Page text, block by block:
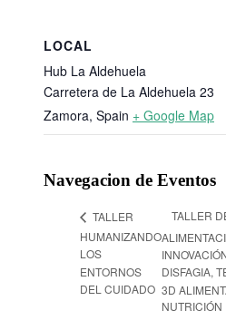
LOCAL
Hub La Aldehuela
Carretera de La Aldehuela 23
Zamora, Spain + Google Map
Navegacion de Eventos
TALLER
HUMANIZANDO
LOS
ENTORNOS
DEL CUIDADO
TALLER
DISFAGIA,
3D